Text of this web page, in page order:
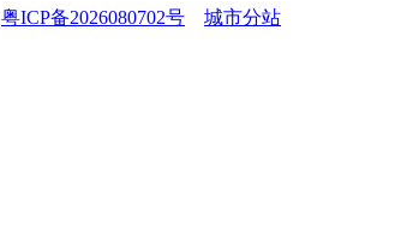
粤ICP备2026080702号 城市分站